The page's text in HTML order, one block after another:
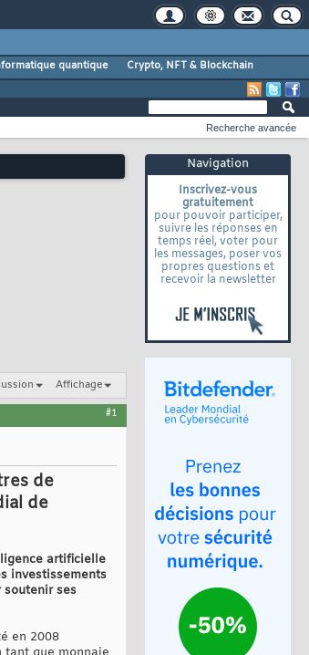
quantique
Crypto, NFT & Blockchain
Navigation
Inscrivez-vous
gratuitement
pour pouvoir participer,
suivre les réponses en
temps réel, voter pour
les messages, poser vos
propres questions et
recevoir la newsletter
Recherche avancée
Affichage
#1
de
de
artificielle
investissements
soutenir ses
en 2008